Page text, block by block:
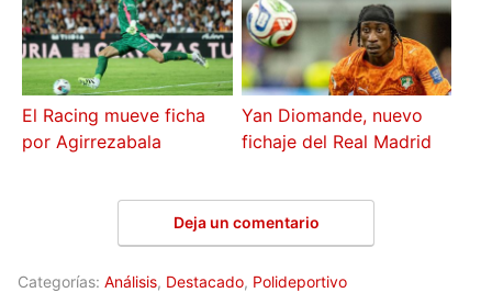
El Racing mueve ficha
por Agirrezabala
Yan Diomande, nuevo
fichaje del Real Madrid
Deja un comentario
Categorías: Análisis, Destacado, Polideportivo